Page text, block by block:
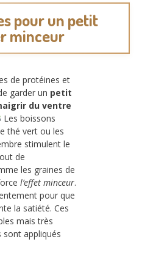
pour un petit
minceur
de protéines et
garder un petit
du ventre
Les boissons
thé vert ou les
stimulent le
de
les graines de
l’effet minceur.
pour que
la satiété. Ces
mais très
sont appliqués